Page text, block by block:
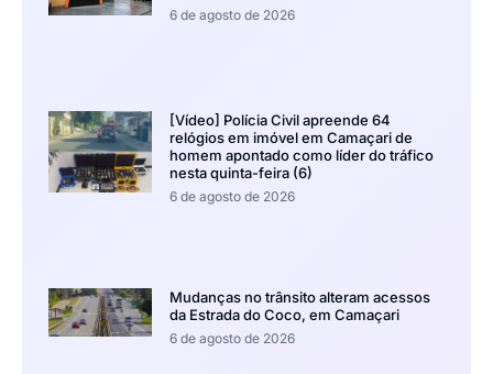
6 de agosto de 2026
[Vídeo] Polícia Civil apreende 64
relógios em imóvel em Camaçari de
homem apontado como líder do tráfico
nesta quinta-feira (6)
6 de agosto de 2026
Mudanças no trânsito alteram acessos
da Estrada do Coco, em Camaçari
6 de agosto de 2026